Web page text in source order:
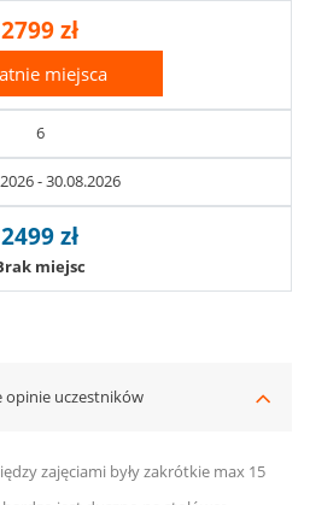
2799 zł
miejsca
6
- 30.08.2026
2499 zł
miejsc
opinie uczestników
zajęciami były zakrótkie max 15